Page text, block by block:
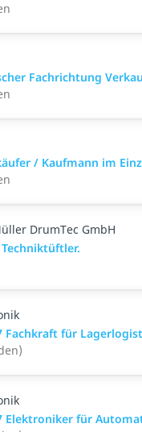
Fachrichtung
/ Kaufmann im
DrumTec GmbH
Fachkraft für
Elektroniker für